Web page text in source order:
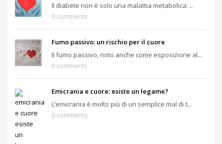
Il diabete non è solo una malattia metabolica: ...
0 comments
Fumo passivo: un rischio per il cuore
Il fumo passivo, noto anche come esposizione al...
0 comments
Emicrania e cuore: esiste un legame?
L’emicrania è molto più di un semplice mal di t...
0 comments